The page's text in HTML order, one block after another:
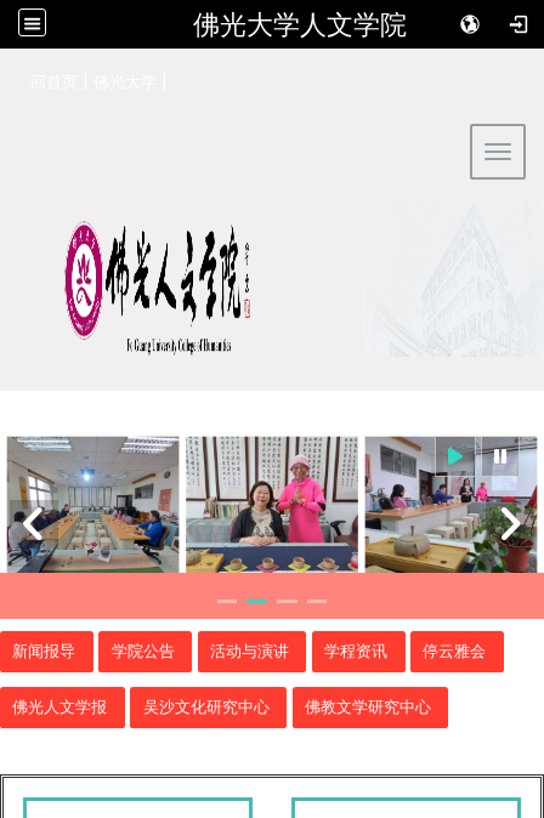
佛光大学人文学院
新闻报导 学院公告 活动与演讲 学程资讯 停云雅会
佛光人文学报 吴沙文化研究中心 佛教文学研究中心